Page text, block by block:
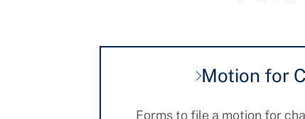
Motion for
Forms to file a motion for